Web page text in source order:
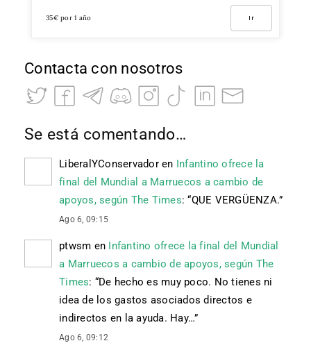
35€ por 1 año Ir
Contacta con nosotros
Se está comentando…
LiberalYConservadoren Infantino ofrece la
final del Mundial a Marruecos a cambio de
apoyos, según The Times: “QUE VERGÜENZA.”
Ago 6, 09:15
ptwsm en Infantino ofrece la final del Mundial
a Marruecos a cambio de apoyos, según The
Times: “De hecho es muy poco. No tienes ni
idea de los gastos asociados directos e
indirectos en la ayuda. Hay…”
Ago 6, 09:12